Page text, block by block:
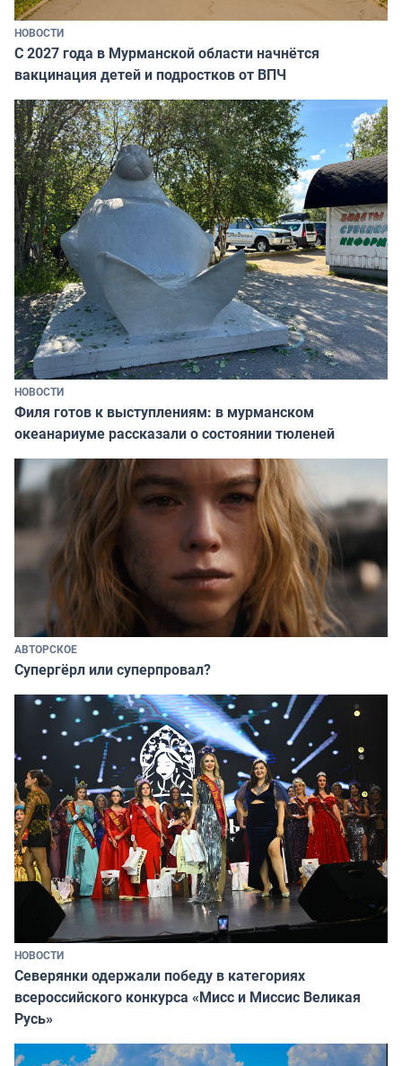
НОВОСТИ
С 2027 года в Мурманской области начнётся
вакцинация детей и подростков от ВПЧ
НОВОСТИ
Филя готов к выступлениям: в мурманском
океанариуме рассказали о состоянии тюленей
АВТОРСКОЕ
Супергёрл или суперпровал?
НОВОСТИ
Северянки одержали победу в категориях
всероссийского конкурса «Мисс и Миссис Великая
Русь»